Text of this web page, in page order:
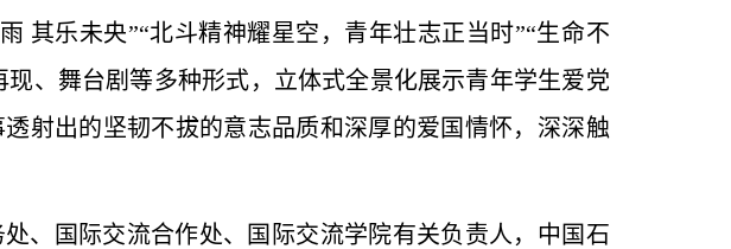
其乐未央”“北斗精神耀星空，青年壮志正当时”“生命不
、舞台剧等多种形式，立体式全景化展示青年学生爱党
射出的坚韧不拔的意志品质和深厚的爱国情怀，深深触
、国际交流合作处、国际交流学院有关负责人，中国石